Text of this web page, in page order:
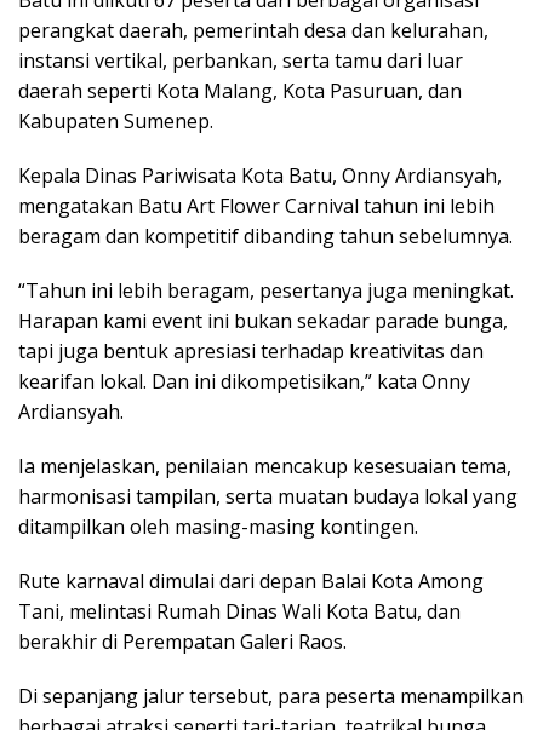
perangkat daerah, pemerintah desa dan kelurahan,
instansi vertikal, perbankan, serta tamu dari luar
daerah seperti Kota Malang, Kota Pasuruan, dan
Kabupaten Sumenep.
Kepala Dinas Pariwisata Kota Batu, Onny Ardiansyah,
mengatakan Batu Art Flower Carnival tahun ini lebih
beragam dan kompetitif dibanding tahun sebelumnya.
“Tahun ini lebih beragam, pesertanya juga meningkat.
Harapan kami event ini bukan sekadar parade bunga,
tapi juga bentuk apresiasi terhadap kreativitas dan
kearifan lokal. Dan ini dikompetisikan,” kata Onny
Ardiansyah.
Ia menjelaskan, penilaian mencakup kesesuaian tema,
harmonisasi tampilan, serta muatan budaya lokal yang
ditampilkan oleh masing-masing kontingen.
Rute karnaval dimulai dari depan Balai Kota Among
Tani, melintasi Rumah Dinas Wali Kota Batu, dan
berakhir di Perempatan Galeri Raos.
Di sepanjang jalur tersebut, para peserta menampilkan